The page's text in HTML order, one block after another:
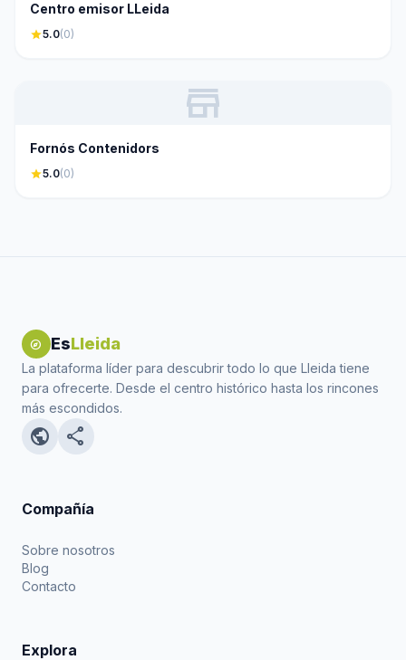
Centro emisor LLeida
star5.0(0)
store
Fornós Contenidors
star5.0(0)
explore EsLleida
La plataforma líder para descubrir todo lo que Lleida tiene
para ofrecerte. Desde el centro histórico hasta los rincones
más escondidos.
public share
Compañía
Sobre nosotros
Blog
Contacto
Explora